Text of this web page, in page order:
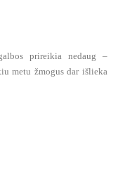
prireikia nedaug –
metu žmogus dar išlieka